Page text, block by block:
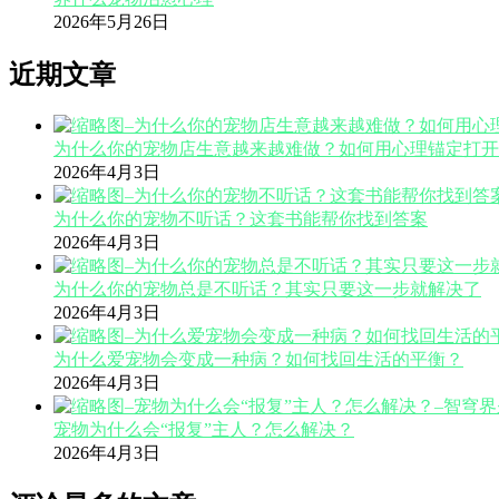
2026年5月26日
近期文章
为什么你的宠物店生意越来越难做？如何用心理锚定打
2026年4月3日
为什么你的宠物不听话？这套书能帮你找到答案
2026年4月3日
为什么你的宠物总是不听话？其实只要这一步就解决了
2026年4月3日
为什么爱宠物会变成一种病？如何找回生活的平衡？
2026年4月3日
宠物为什么会“报复”主人？怎么解决？
2026年4月3日